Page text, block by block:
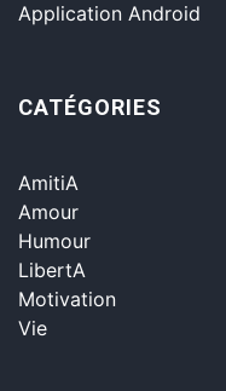
Application Android
CATÉGORIES
AmitiA
Amour
Humour
LibertA
Motivation
Vie